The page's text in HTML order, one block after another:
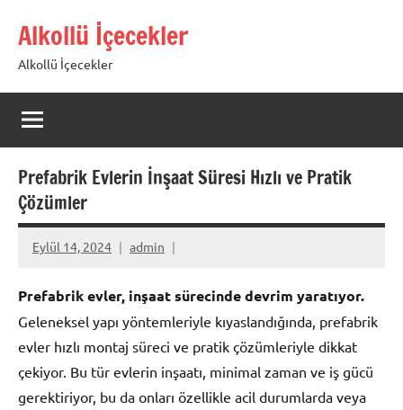
geçAlkollü İçecekler
Alkollü İçecekler
Prefabrik Evlerin İnşaat Süresi Hızlı ve Pratik
Çözümler
Eylül 14, 2024 admin
Prefabrik evler, inşaat sürecinde devrim yaratıyor.
Geleneksel yapı yöntemleriyle kıyaslandığında, prefabrik
evler hızlı montaj süreci ve pratik çözümleriyle dikkat
çekiyor. Bu tür evlerin inşaatı, minimal zaman ve iş gücü
gerektiriyor, bu da onları özellikle acil durumlarda veya